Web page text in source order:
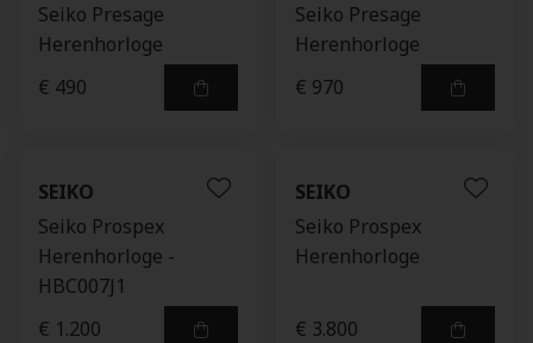
Seiko Presage
Herenhorloge
€ 490
Seiko Presage
Herenhorloge
€ 970
SEIKO
Seiko Prospex
Herenhorloge -
HBC007J1
€ 1.200
SEIKO
Seiko Prospex
Herenhorloge
€ 3.800